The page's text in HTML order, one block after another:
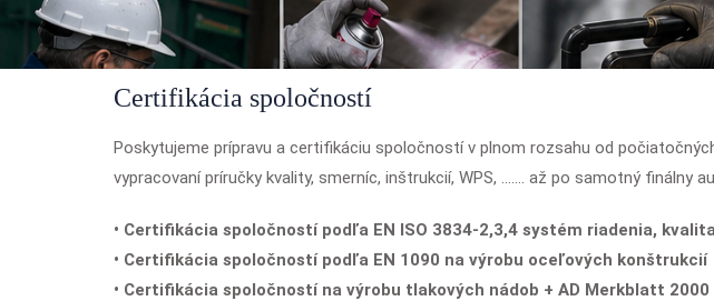
Certifikácia spoločností
Poskytujeme prípravu a certifikáciu spoločností v plnom rozsahu od
vypracovaní príručky kvality, smerníc, inštrukcií, WPS, ……. až po samotný finálny
• Certifikácia spoločností podľa EN ISO 3834-2,3,4 systém riadenia,
• Certifikácia spoločností podľa EN 1090 na výrobu oceľových konštrukcií
• Certifikácia spoločností na výrobu tlakových nádob + AD Merkblatt 2000